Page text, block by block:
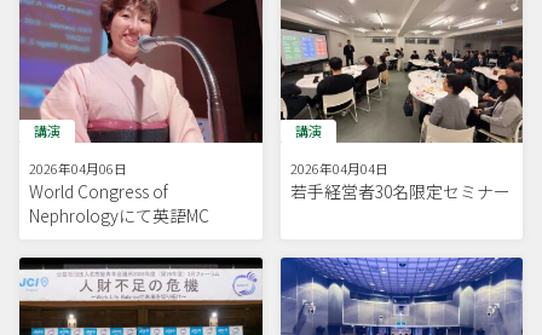
講演
2026年04月06日
World Congress of
Nephrologyにて英語MC
講演
2026年04月04日
若手経営者30名限定セミナー